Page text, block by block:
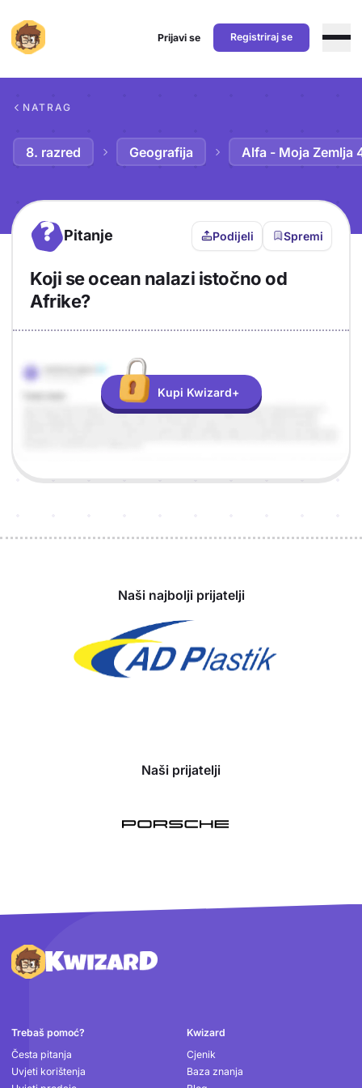
Prijavi se Registriraj se
NATRAG
8. razred Geografija Alfa - Moja Zemlja
? Pitanje Podijeli Spremi
Koji se ocean nalazi istočno od
Afrike?
Odgovor
Objašnjenje
Kupi Kwizard+
Naši najbolji prijatelji
Naši prijatelji
Podnožje
Trebaš pomoć?
Česta pitanja
Uvjeti korištenja
Kwizard
Cjenik
Baza znanja